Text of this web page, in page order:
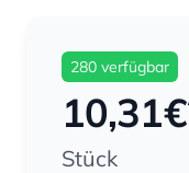
280 verfügbar
10,31
Stück